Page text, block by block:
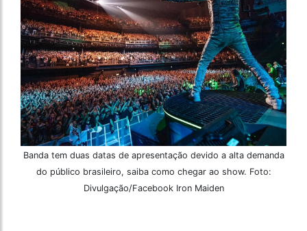
Banda tem duas datas de apresentação devido a alta demanda
do público brasileiro, saiba como chegar ao show. Foto:
Divulgação/Facebook Iron Maiden